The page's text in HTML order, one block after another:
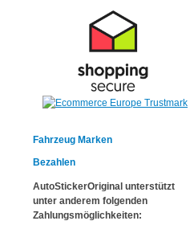
Fahrzeug Marken
Bezahlen
AutoStickerOriginal unterstützt
unter anderem folgenden
Zahlungsmöglichkeiten: